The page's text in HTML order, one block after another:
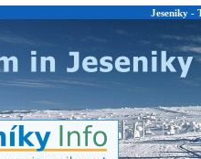
Jeseniky -